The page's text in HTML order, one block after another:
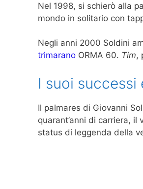
Nel 1998, si schierò alla
mondo in solitario con
Negli anni 2000 Soldini
trimarano ORMA 60. Tim,
I suoi
Il palmares di Giovanni
quarant’anni di carriera,
status di leggenda della